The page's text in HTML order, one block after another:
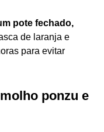
pote fechado,
de laranja e
para evitar
ponzu e